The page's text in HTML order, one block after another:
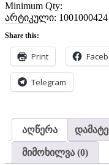
Minimum Qty:
არტიკული: 1001000424
Share this:
Print
Telegram
აღწერა
მიმოხილვა (0)